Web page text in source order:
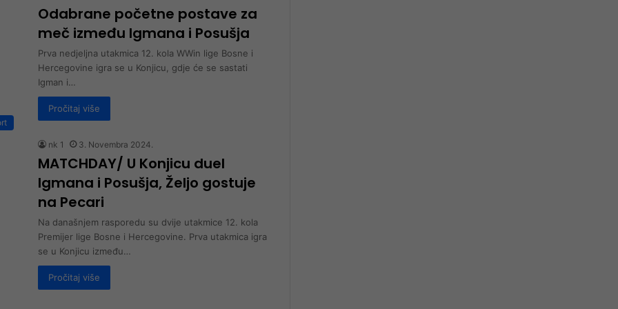
Odabrane početne postave za
meč između Igmana i Posušja
Prva nedjeljna utakmica 12. kola WWin lige Bosne i
Hercegovine igra se u Konjicu, gdje će se sastati
Igman i…
Pročitaj više
nk 1 3. Novembra 2024.
MATCHDAY/ U Konjicu duel
Igmana i Posušja, Željo gostuje
na Pecari
Na današnjem rasporedu su dvije utakmice 12. kola
Premijer lige Bosne i Hercegovine. Prva utakmica igra
se u Konjicu između…
Pročitaj više